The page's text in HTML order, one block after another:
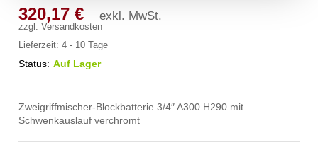
320,17€ exkl. MwSt.
zzgl.Versandkosten
Lieferzeit:4 - 10 Tage
Status: Auf Lager
Zweigriffmischer-Blockbatterie 3/4″ A300 H290 mit
Schwenkauslauf verchromt